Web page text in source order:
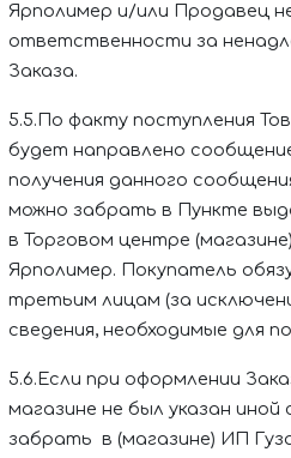
Ярполимер и/или Продавец
ответственности за
Заказа.
5.5.По факту поступления
будет направлено
получения данного
можно забрать в Пункте
в Торговом центре (магазине)
Ярполимер. Покупатель
третьим лицам (за
сведения, необходимые для
5.6.Если при оформлении
магазине не был указан
забрать в (магазине) ИП